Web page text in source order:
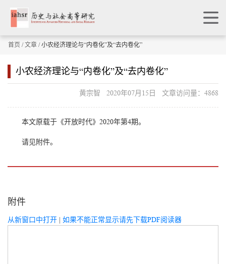
首页 /文章 / 小农经济理论与“内卷化”及“去内卷化”
小农经济理论与“内卷化”及“去内卷化”
黄宗智 2020年07月15日 文章访问量：4868
本文原载于《开放时代》2020年第4期。
请见附件。
附件
从新窗口中打开 | 如果不能正常显示请先下载PDF阅读器